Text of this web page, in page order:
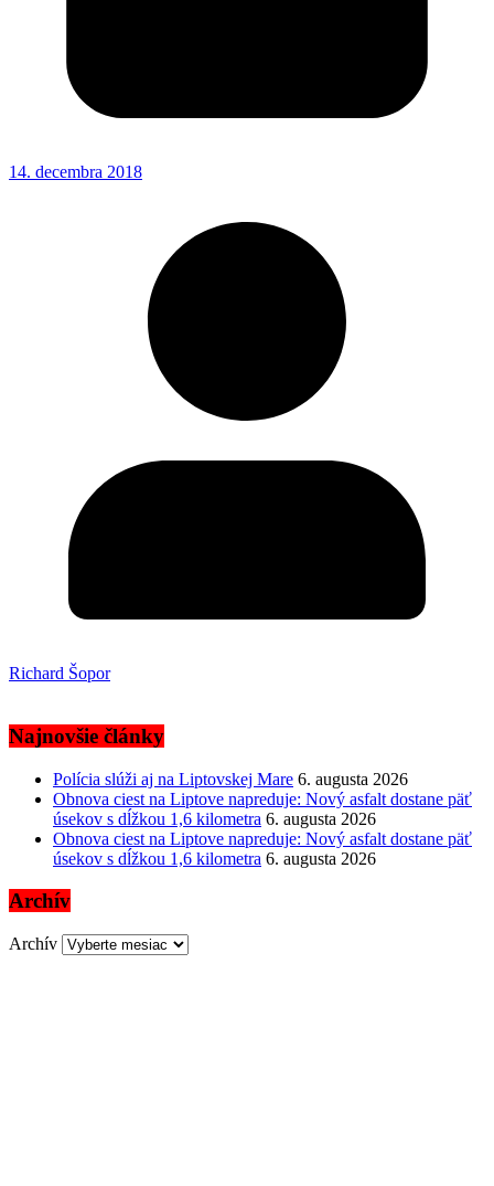
14. decembra 2018
Richard Šopor
Najnovšie články
Polícia slúži aj na Liptovskej Mare 6. augusta 2026
Obnova ciest na Liptove napreduje: Nový asfalt dostane päť
úsekov s dĺžkou 1,6 kilometra 6. augusta 2026
Obnova ciest na Liptove napreduje: Nový asfalt dostane päť
úsekov s dĺžkou 1,6 kilometra 6. augusta 2026
Archív
Archív